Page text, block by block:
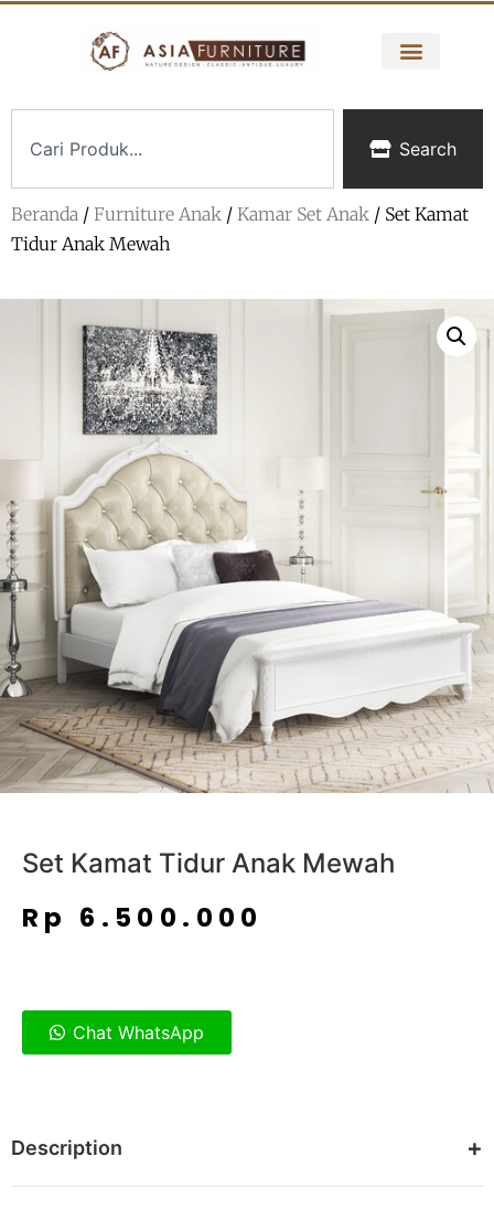
Search
Beranda / Furniture Anak / Kamar Set Anak / Set Kamat
Tidur Anak Mewah
Set Kamat Tidur Anak Mewah
Rp 6.500.000
Chat WhatsApp
Description